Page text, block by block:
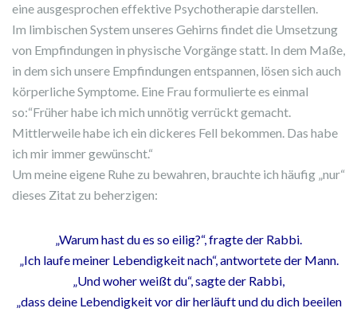
eine ausgesprochen effektive Psychotherapie darstellen.
Im limbischen System unseres Gehirns findet die Umsetzung
von Empfindungen in physische Vorgänge statt. In dem Maße,
in dem sich unsere Empfindungen entspannen, lösen sich auch
körperliche Symptome. Eine Frau formulierte es einmal
so:“Früher habe ich mich unnötig verrückt gemacht.
Mittlerweile habe ich ein dickeres Fell bekommen. Das habe
ich mir immer gewünscht.“
Um meine eigene Ruhe zu bewahren, brauchte ich häufig „nur“
dieses Zitat zu beherzigen:
„Warum hast du es so eilig?“, fragte der Rabbi.
„Ich laufe meiner Lebendigkeit nach“, antwortete der Mann.
„Und woher weißt du“, sagte der Rabbi,
„dass deine Lebendigkeit vor dir herläuft und du dich beeilen